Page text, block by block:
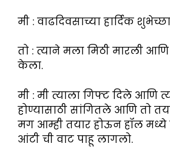
मी : वाढदिवसाच्या हार्दिक
तो : त्याने मला मिठी मारली
केला.
मी : मी त्याला गिफ्ट दिले आणि
होण्यासाठी सांगितले आणि तो
मग आम्ही तयार होऊन हॉल
आंटी ची वाट पाहू लागलो.